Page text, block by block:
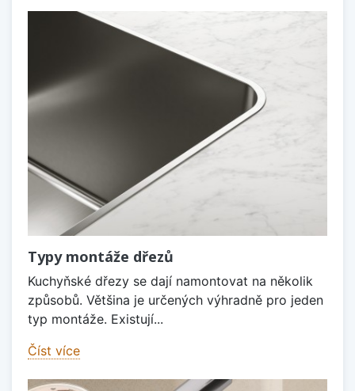
Typy montáže dřezů
Kuchyňské dřezy se dají namontovat na několik
způsobů. Většina je určených výhradně pro jeden
typ montáže. Existují...
Číst více